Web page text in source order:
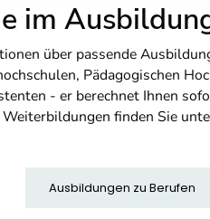
im
über passende
Pädagogischen
- er berechnet Ihnen
finden Sie
Ausbildungen zu Berufen